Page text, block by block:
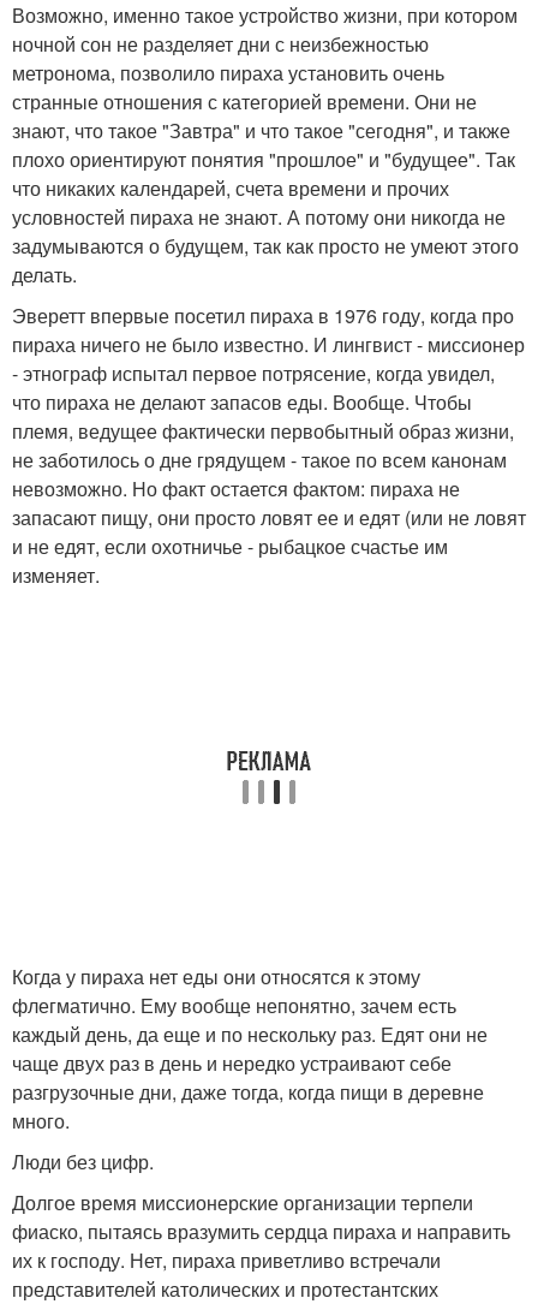
Возможно, именно такое устройство жизни, при котором
ночной сон не разделяет дни с неизбежностью
метронома, позволило пираха установить очень
странные отношения с категорией времени. Они не
знают, что такое "Завтра" и что такое "сегодня", и также
плохо ориентируют понятия "прошлое" и "будущее". Так
что никаких календарей, счета времени и прочих
условностей пираха не знают. А потому они никогда не
задумываются о будущем, так как просто не умеют этого
делать.
Эверетт впервые посетил пираха в 1976 году, когда про
пираха ничего не было известно. И лингвист - миссионер
- этнограф испытал первое потрясение, когда увидел,
что пираха не делают запасов еды. Вообще. Чтобы
племя, ведущее фактически первобытный образ жизни,
не заботилось о дне грядущем - такое по всем канонам
невозможно. Но факт остается фактом: пираха не
запасают пищу, они просто ловят ее и едят (или не ловят
и не едят, если охотничье - рыбацкое счастье им
изменяет.
Когда у пираха нет еды они относятся к этому
флегматично. Ему вообще непонятно, зачем есть
каждый день, да еще и по нескольку раз. Едят они не
чаще двух раз в день и нередко устраивают себе
разгрузочные дни, даже тогда, когда пищи в деревне
много.
Люди без цифр.
Долгое время миссионерские организации терпели
фиаско, пытаясь вразумить сердца пираха и направить
их к господу. Нет, пираха приветливо встречали
представителей католических и протестантских